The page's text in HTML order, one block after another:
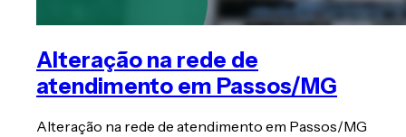
Alteração na rede de
atendimento em Passos/MG
Alteração na rede de atendimento em Passos/MG